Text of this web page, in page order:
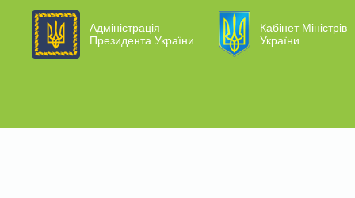
Адміністрація
Президента України
Кабінет Міністрів
України